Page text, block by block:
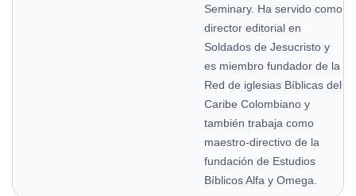
Seminary. Ha servido como
director editorial en
Soldados de Jesucristo y
es miembro fundador de la
Red de iglesias Bíblicas del
Caribe Colombiano y
también trabaja como
maestro-directivo de la
fundación de Estudios
Bíblicos Alfa y Omega.